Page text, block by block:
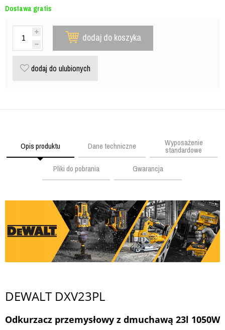
Dostawa gratis
dodaj do koszyka
dodaj do ulubionych
Opis produktu Dane techniczne Wyposażenie
standardowe
Pliki do pobrania
Gwarancja
DEWALT DXV23PL
Odkurzacz przemysłowy z dmuchawą 23l 1050W